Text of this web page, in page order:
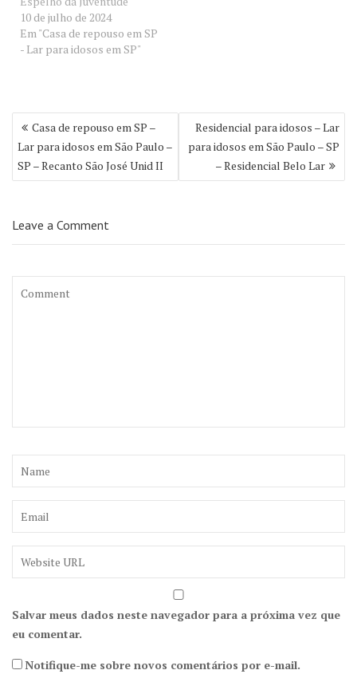
10 de julho de 2024
Em "Casa de repouso em SP
- Lar para idosos em SP"
Navegação
de
Post
Casa de repouso em SP –
Lar para idosos em São Paulo –
SP – Recanto São José Unid II
Residencial para idosos – Lar
para idosos em São Paulo – SP
– Residencial Belo Lar
Leave a Comment
Salvar meus dados neste navegador para a próxima vez que
eu comentar.
Notifique-me sobre novos comentários por e-mail.